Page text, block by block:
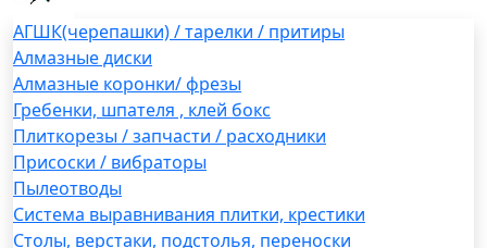
АГШК(черепашки) / тарелки / притиры
Алмазные диски
Алмазные коронки/ фрезы
Гребенки, шпателя , клей бокс
Плиткорезы / запчасти / расходники
Присоски / вибраторы
Пылеотводы
Система выравнивания плитки, крестики
Столы, верстаки, подстолья, переноски